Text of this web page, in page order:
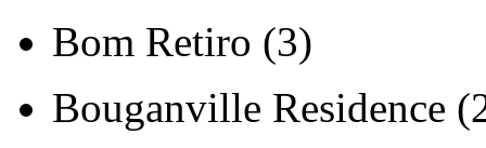
Bom Retiro (3)
Bouganville Residence